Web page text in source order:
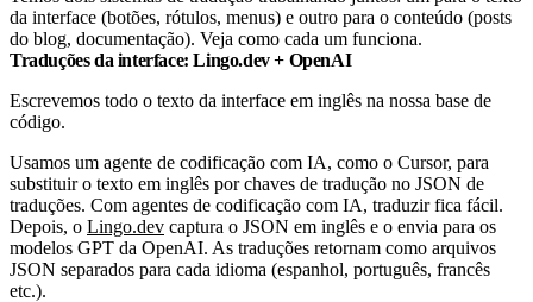
da interface (botões, rótulos, menus) e outro para o conteúdo (posts
do blog, documentação). Veja como cada um funciona.
Traduções da interface: Lingo.dev + OpenAI
Escrevemos todo o texto da interface em inglês na nossa base de
código.
Usamos um agente de codificação com IA, como o Cursor, para
substituir o texto em inglês por chaves de tradução no JSON de
traduções. Com agentes de codificação com IA, traduzir fica fácil.
Depois, o Lingo.dev captura o JSON em inglês e o envia para os
modelos GPT da OpenAI. As traduções retornam como arquivos
JSON separados para cada idioma (espanhol, português, francês
etc.).